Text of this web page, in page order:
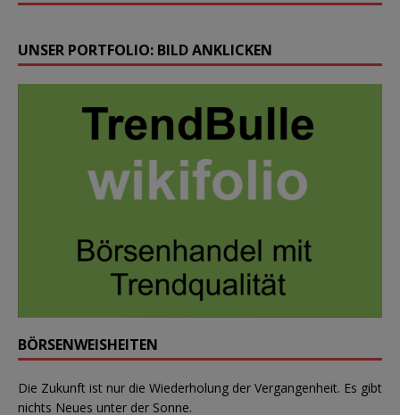
UNSER PORTFOLIO: BILD ANKLICKEN
BÖRSENWEISHEITEN
Die Zukunft ist nur die Wiederholung der Vergangenheit. Es gibt
nichts Neues unter der Sonne.